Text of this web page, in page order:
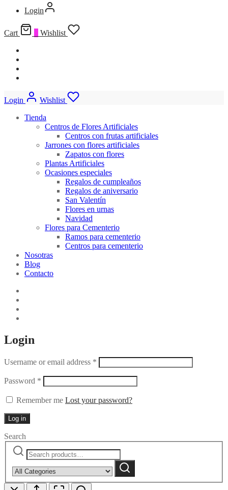
Login
Cart Wishlist
Login
Wishlist
Tienda
Centros de Flores Artificiales
Centros con frutas artificiales
Jarrones con flores artificiales
Zapatos con flores
Plantas Artificiales
Ocasiones especiales
Regalos de cumpleaños
Regalos de aniversario
San Valentín
Flores en urnas
Navidad
Flores para Cementerio
Ramos para cementerio
Centros para cementerio
Nosotras
Blog
Contacto
Login
Username or email address *
Password *
Remember me Lost your password?
Log in
Search
Search
for:
category:
Search